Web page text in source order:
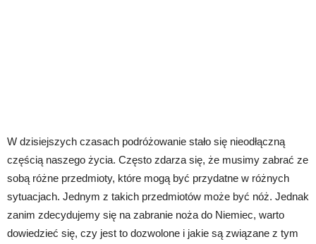
W dzisiejszych czasach podróżowanie stało się nieodłączną
częścią naszego życia. Często zdarza się, że musimy zabrać ze
sobą różne przedmioty, które mogą być przydatne w różnych
sytuacjach. Jednym z takich przedmiotów może być nóż. Jednak
zanim zdecydujemy się na zabranie noża do Niemiec, warto
dowiedzieć się, czy jest to dozwolone i jakie są związane z tym